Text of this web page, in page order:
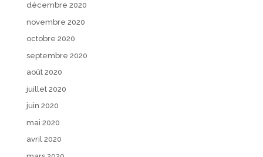
décembre 2020
novembre 2020
octobre 2020
septembre 2020
août 2020
juillet 2020
juin 2020
mai 2020
avril 2020